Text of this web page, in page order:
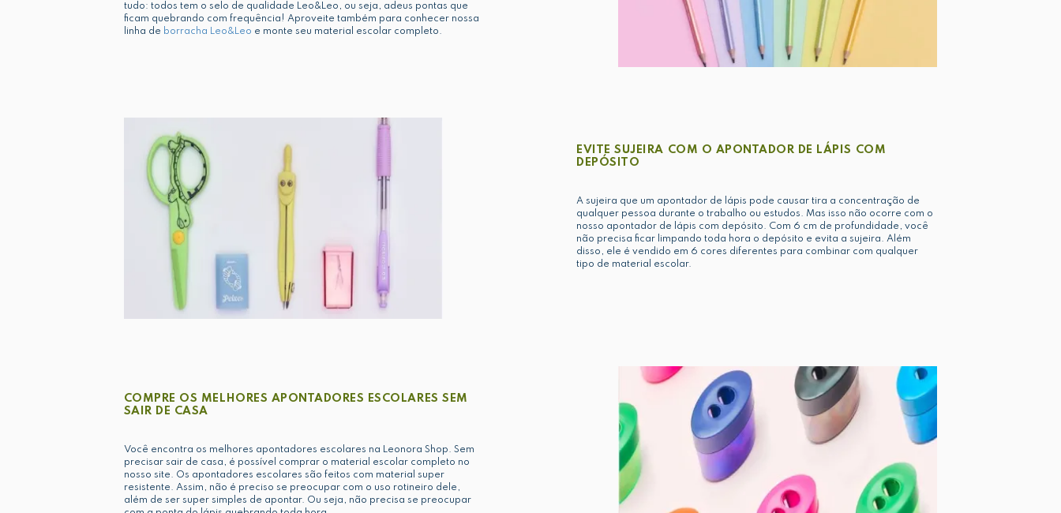
tudo: todos tem o selo de qualidade Leo&Leo, ou seja, adeus pontas que
ficam quebrando com frequência! Aproveite também para conhecer nossa
linha de borracha Leo&Leo e monte seu material escolar completo.
EVITE SUJEIRA COM O APONTADOR DE LÁPIS COM
DEPÓSITO
A sujeira que um apontador de lápis pode causar tira a concentração de
qualquer pessoa durante o trabalho ou estudos. Mas isso não ocorre com o
nosso apontador de lápis com depósito. Com 6 cm de profundidade, você
não precisa ficar limpando toda hora o depósito e evita a sujeira. Além
disso, ele é vendido em 6 cores diferentes para combinar com qualquer
tipo de material escolar.
COMPRE OS MELHORES APONTADORES ESCOLARES SEM
SAIR DE CASA
Você encontra os melhores apontadores escolares na Leonora Shop. Sem
precisar sair de casa, é possível comprar o material escolar completo no
nosso site. Os apontadores escolares são feitos com material super
resistente. Assim, não é preciso se preocupar com o uso rotineiro dele,
além de ser super simples de apontar. Ou seja, não precisa se preocupar